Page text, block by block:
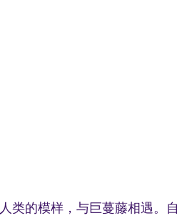
类的模样，与巨蔓藤相遇。